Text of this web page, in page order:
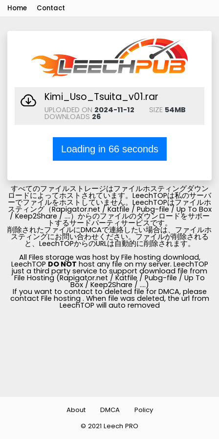
Home Contact
Kimi_Uso_Tsuita_v01.rar
UPLOADED ON 2024-11-12 SIZE 54MB
DOWNLOADS 26
Loading in 66seconds
すべてのファイルストレージはファイルホスティングダウン
ロードによってホストされています。LeechTOPは私のサーバ
ーでファイルをホストしていません。LeechTOPはファイルホ
スティング（Rapigator.net / Katfile / Pubg-file / Up To Box
/ Keep2Share / ....）からのファイルのダウンロードをサポー
トするサードパーティサービスです。
削除されたファイルにDMCAで連絡したい場合は、ファイルホ
スティングにお問い合わせください。ファイルが削除される
と、LeechTOPからのURLは自動的に削除されます。
All Files storage was host by File hosting download,
LeechTOP DO NOT host any file on my server. LeechTOP
just a third party service to support download file from
File Hosting (Rapigator.net / Katfile / Pubg-file / Up To
Box / Keep2Share / ....)
If you want to contact to deleted file for DMCA, please
contact File hosting . When file was deleted, the url from
LeechTOP will auto removed
© 2021 Leech PRO
About DMCA Policy